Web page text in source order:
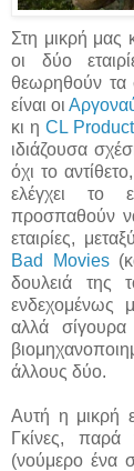
Στη μικρή μας
οι δύο
θεωρηθούν τα
είναι οι
κι ηCL
ιδιάζουσα
όχι το
ελέγχει το
προσπαθούν
εταιρίες,
Bad Movies
δουλειά της
ενδεχομένως
αλλά σίγουρα
άλλους δύο.
Αυτή η μικρή
Γκίνες, παρά
(νούμερο ένα